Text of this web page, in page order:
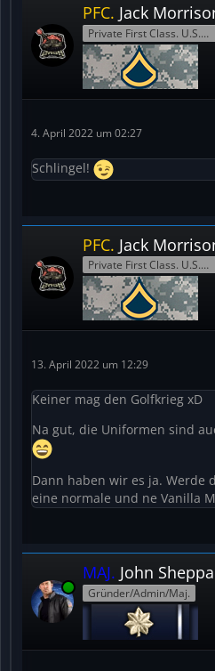
PFC. Jack
Private First Class. U.S.Army
4. April 2022 um 02:27
Schlingel!
PFC. Jack
Private First Class. U.S.Army
13. April 2022 um 12:29
Keiner mag den Golfkrieg xD
Na gut, die Uniformen sind
Dann haben wir es ja. Werde
eine normale und ne Vanilla
Online
MAJ. John
Gründer/Admin/Maj.